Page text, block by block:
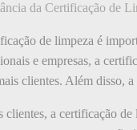
da Certificação de
de limpeza é
e empresas, a
clientes. Além disso,
clientes, a certificação